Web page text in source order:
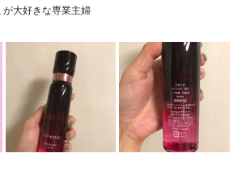
が大好きな専業主婦